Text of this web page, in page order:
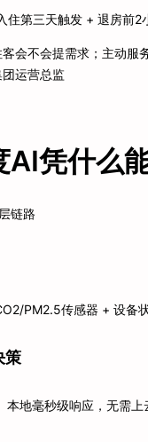
住第三天触发 + 退房前2
会不会提需求；主动
运营总监
凭什么
链路
PM2.5传感器 + 设备
策
地毫秒级响应，无需上